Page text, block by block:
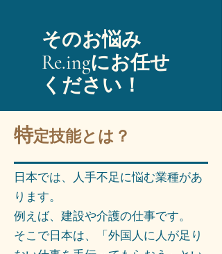
そのお悩み
Re.ingにお任せ
ください！
特定技能とは？
日本では、人手不足に悩む業種があ
ります。
例えば、建設や介護の仕事です。
そこで日本は、「外国人に人が足り